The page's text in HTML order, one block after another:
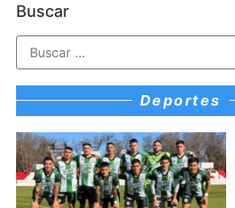
Buscar
Deportes